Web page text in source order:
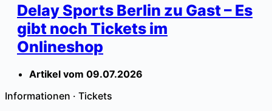
(Tag 1) mit einer Begrüßung […]
Delay Sports Berlin zu Gast – Es
gibt noch Tickets im
Onlineshop
Artikel vom 09.07.2026
Informationen · Tickets